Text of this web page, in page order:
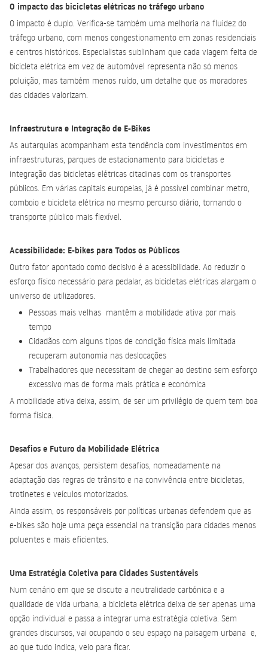
O impacto das bicicletas elétricas no tráfego urbano
O impacto é duplo. Verifica-se também uma melhoria na fluidez do
tráfego urbano, com menos congestionamento em zonas residenciais
e centros históricos. Especialistas sublinham que cada viagem feita de
bicicleta elétrica em vez de automóvel representa não só menos
poluição, mas também menos ruído, um detalhe que os moradores
das cidades valorizam.
Infraestrutura e Integração de E-Bikes
As autarquias acompanham esta tendência com investimentos em
infraestruturas, parques de estacionamento para bicicletas e
integração das bicicletas elétricas citadinas com os transportes
públicos. Em várias capitais europeias, já é possível combinar metro,
comboio e bicicleta elétrica no mesmo percurso diário, tornando o
transporte público mais flexível.
Acessibilidade: E-bikes para Todos os Públicos
Outro fator apontado como decisivo é a acessibilidade. Ao reduzir o
esforço físico necessário para pedalar, as bicicletas elétricas alargam o
universo de utilizadores.
Pessoas mais velhas mantêm a mobilidade ativa por mais
tempo
Cidadãos com alguns tipos de condição física mais limitada
recuperam autonomia nas deslocações
Trabalhadores que necessitam de chegar ao destino sem esforço
excessivo mas de forma mais prática e económica
A mobilidade ativa deixa, assim, de ser um privilégio de quem tem boa
forma física.
Desafios e Futuro da Mobilidade Elétrica
Apesar dos avanços, persistem desafios, nomeadamente na
adaptação das regras de trânsito e na convivência entre bicicletas,
trotinetes e veículos motorizados.
Ainda assim, os responsáveis por políticas urbanas defendem que as
e-bikes são hoje uma peça essencial na transição para cidades menos
poluentes e mais eficientes.
Uma Estratégia Coletiva para Cidades Sustentáveis
Num cenário em que se discute a neutralidade carbónica e a
qualidade de vida urbana, a bicicleta elétrica deixa de ser apenas uma
opção individual e passa a integrar uma estratégia coletiva. Sem
grandes discursos, vai ocupando o seu espaço na paisagem urbana e,
ao que tudo indica, veio para ficar.